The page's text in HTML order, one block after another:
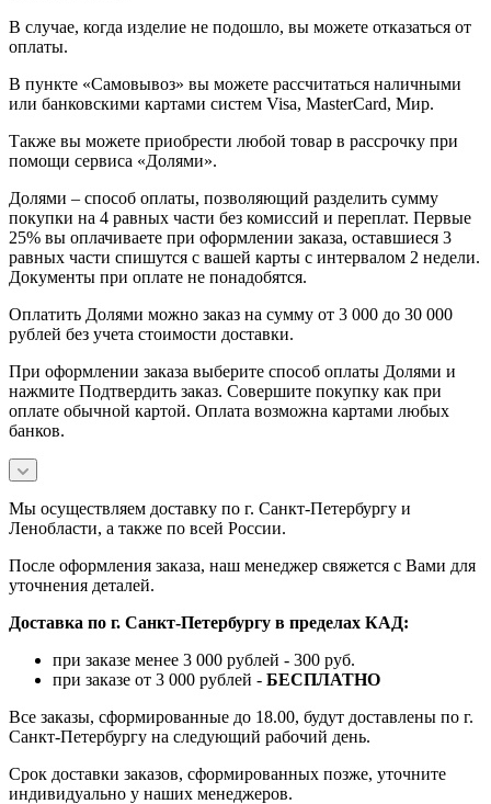
В случае, когда изделие не подошло, вы можете отказаться от
оплаты.
В пункте «Самовывоз» вы можете рассчитаться наличными
или банковскими картами систем Visa, MasterCard, Мир.
Также вы можете приобрести любой товар в рассрочку при
помощи сервиса «Долями».
Долями – способ оплаты, позволяющий разделить сумму
покупки на 4 равных части без комиссий и переплат. Первые
25% вы оплачиваете при оформлении заказа, оставшиеся 3
равных части спишутся с вашей карты с интервалом 2 недели.
Документы при оплате не понадобятся.
Оплатить Долями можно заказ на сумму от 3 000 до 30 000
рублей без учета стоимости доставки.
При оформлении заказа выберите способ оплаты Долями и
нажмите Подтвердить заказ. Совершите покупку как при
оплате обычной картой. Оплата возможна картами любых
банков.
Мы осуществляем доставку по г. Санкт-Петербургу и
Ленобласти, а также по всей России.
После оформления заказа, наш менеджер свяжется с Вами для
уточнения деталей.
Доставка по г. Санкт-Петербургу в пределах КАД:
при заказе менее 3 000 рублей - 300 руб.
при заказе от 3 000 рублей - БЕСПЛАТНО
Все заказы, сформированные до 18.00, будут доставлены по г.
Санкт-Петербургу на следующий рабочий день.
Срок доставки заказов, сформированных позже, уточните
индивидуально у наших менеджеров.